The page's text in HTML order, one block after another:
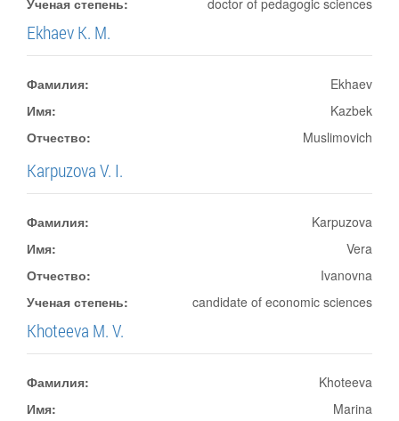
Ученая степень:
doctor of pedagogic sciences
Ekhaev K. M.
Фамилия:
Ekhaev
Имя:
Kazbek
Отчество:
Muslimovich
Karpuzova V. I.
Фамилия:
Karpuzova
Имя:
Vera
Отчество:
Ivanovna
Ученая степень:
candidate of economic sciences
Khoteeva M. V.
Фамилия:
Khoteeva
Имя:
Marina